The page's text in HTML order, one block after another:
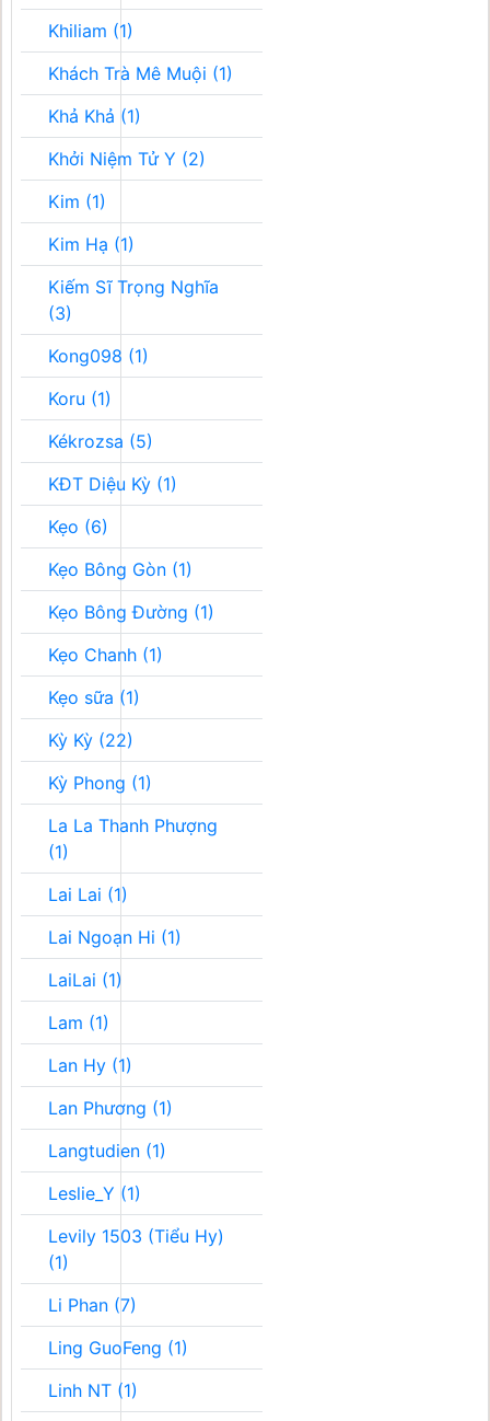
Khiliam (1)
Khách Trà Mê Muội (1)
Khả Khả (1)
Khởi Niệm Tử Y (2)
Kim (1)
Kim Hạ (1)
Kiếm Sĩ Trọng Nghĩa
(3)
Kong098 (1)
Koru (1)
Kékrozsa (5)
KĐT Diệu Kỳ (1)
Kẹo (6)
Kẹo Bông Gòn (1)
Kẹo Bông Đường (1)
Kẹo Chanh (1)
Kẹo sữa (1)
Kỳ Kỳ (22)
Kỳ Phong (1)
La La Thanh Phượng
(1)
Lai Lai (1)
Lai Ngoạn Hi (1)
LaiLai (1)
Lam (1)
Lan Hy (1)
Lan Phương (1)
Langtudien (1)
Leslie_Y (1)
Levily 1503 (Tiểu Hy)
(1)
Li Phan (7)
Ling GuoFeng (1)
Linh NT (1)